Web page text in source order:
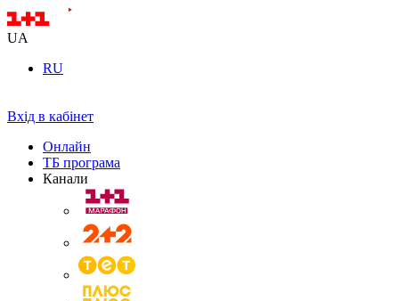
UA
RU
Вхід в кабінет
Онлайн
ТБ програма
Канали